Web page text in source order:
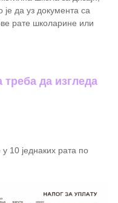
је да уз документа са
рате школарине или
да изгледа
10 једнаких рата по